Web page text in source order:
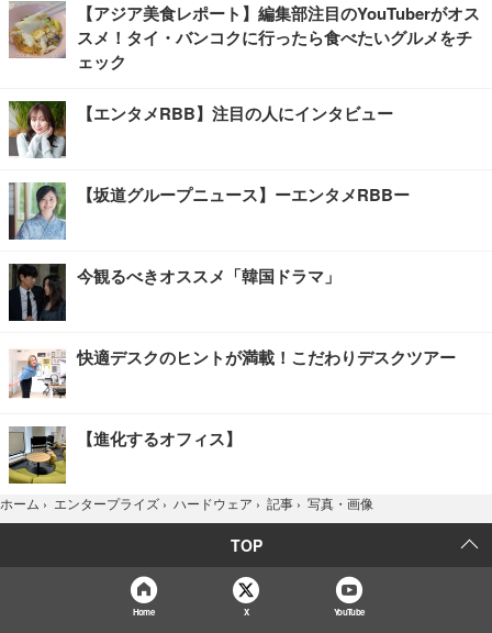
【アジア美食レポート】編集部注目のYouTuberがオス
スメ！タイ・バンコクに行ったら食べたいグルメをチ
ェック
【エンタメRBB】注目の人にインタビュー
【坂道グループニュース】ーエンタメRBBー
今観るべきオススメ「韓国ドラマ」
快適デスクのヒントが満載！こだわりデスクツアー
【進化するオフィス】
ホーム › エンタープライズ › ハードウェア › 記事 › 写真・画像
TOP
Home X YouTube